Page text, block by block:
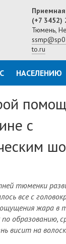
Приемная
(+7 3452)
Тюмень,
to.ru
НАСЕЛЕНИЮ
с
тюменки
все с
жара в
образованию,
висит на